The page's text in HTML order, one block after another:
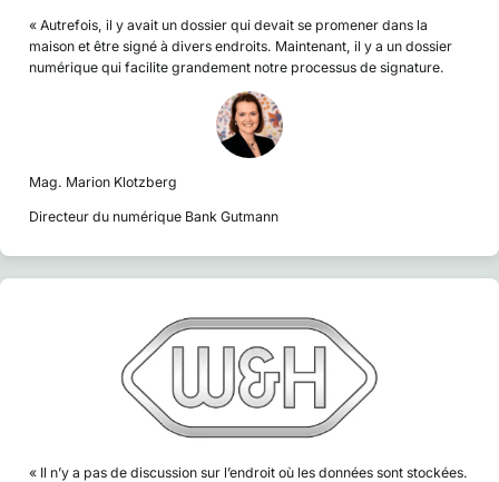
« Autrefois, il y avait un dossier qui devait se promener dans la
maison et être signé à divers endroits. Maintenant, il y a un dossier
numérique qui facilite grandement notre processus de signature.
Mag. Marion Klotzberg
Directeur du numérique Bank Gutmann
« Il n’y a pas de discussion sur l’endroit où les données sont stockées.